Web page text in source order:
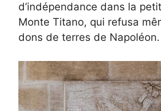
d’indépendance dans la
Monte Titano, qui refusa
dons de terres de Napoléon.